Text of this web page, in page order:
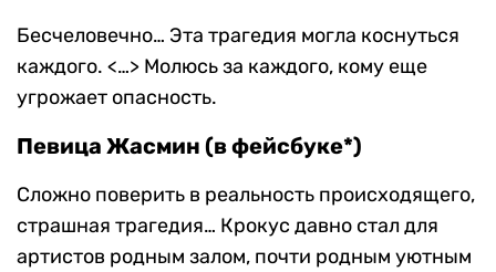
Бесчеловечно… Эта трагедия могла коснуться
каждого. <…> Молюсь за каждого, кому еще
угрожает опасность.
Певица Жасмин (в фейсбуке*)
Сложно поверить в реальность происходящего,
страшная трагедия… Крокус давно стал для
артистов родным залом, почти родным уютным